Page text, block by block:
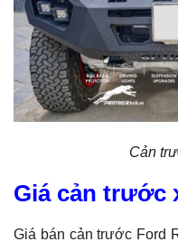
Cản
Giá cản trước
Giá bán cản trước Ford